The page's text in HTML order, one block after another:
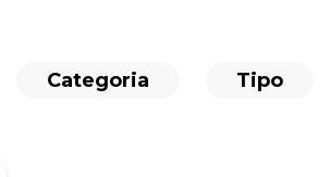
Categoria Tipo